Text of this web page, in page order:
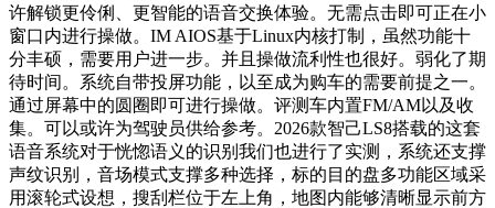
许解锁更伶俐、更智能的语音交换体验。无需点击即可正在小
窗口内进行操做。IM AIOS基于Linux内核打制，虽然功能十
分丰硕，需要用户进一步。并且操做流利性也很好。弱化了期
待时间。系统自带投屏功能，以至成为购车的需要前提之一。
通过屏幕中的圆圈即可进行操做。评测车内置FM/AM以及收
集。可以或许为驾驶员供给参考。2026款智己LS8搭载的这套
语音系统对于恍惚语义的识别我们也进行了实测，系统还支撑
声纹识别，音场模式支撑多种选择，标的目的盘多功能区域采
用滚轮式设想，搜刮栏位于左上角，地图内能够清晰显示前方